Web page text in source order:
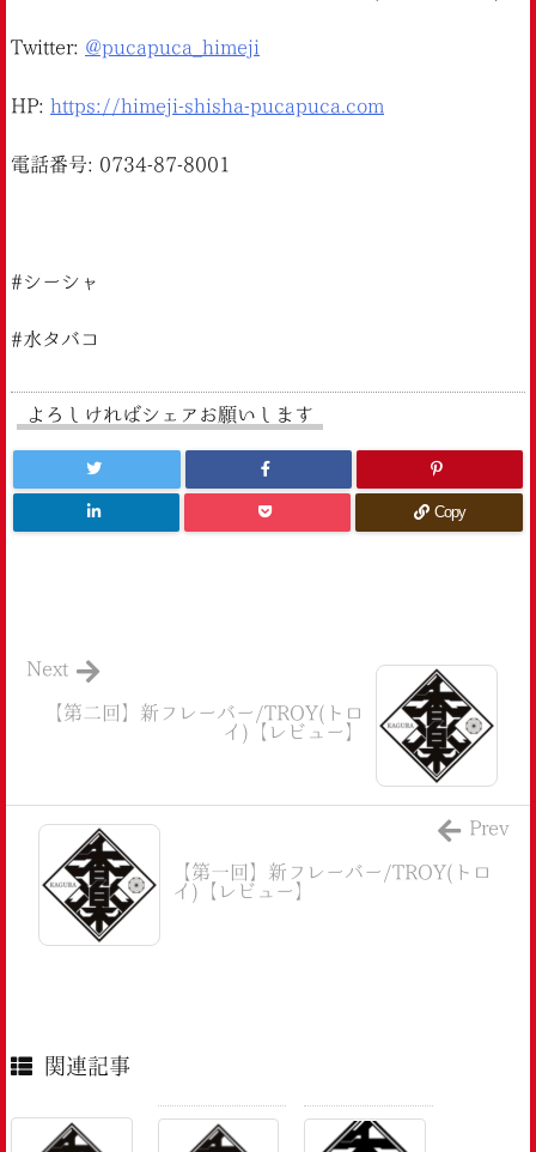
Twitter: @pucapuca_himeji
HP: https://himeji-shisha-pucapuca.com
電話番号: 0734-87-8001
#シーシャ
#水タバコ
よろしければシェアお願いします
Copy
【第二回】新フレーバー/TROY(トロ
イ)【レビュー】
Next
【第一回】新フレーバー/TROY(トロ
イ)【レビュー】
Prev
関連記事